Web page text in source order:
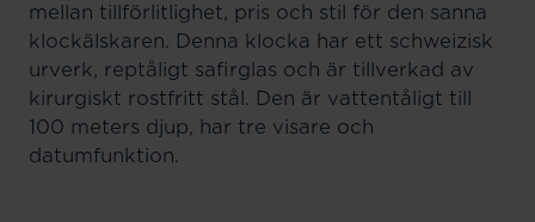
mellan tillförlitlighet, pris och stil för den sanna
klockälskaren. Denna klocka har ett schweizisk
urverk, reptåligt safirglas och är tillverkad av
kirurgiskt rostfritt stål. Den är vattentåligt till
100 meters djup, har tre visare och
datumfunktion.